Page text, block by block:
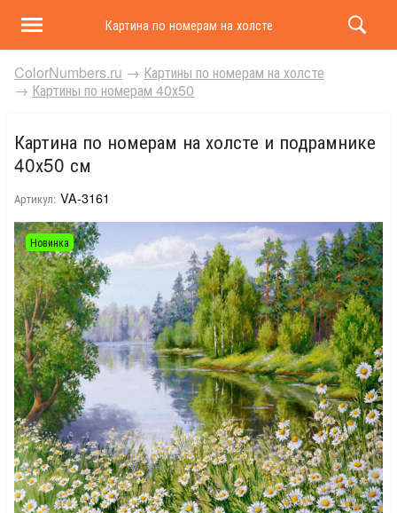
Картина по номерам на холсте и подрамнике 40х50
ColorNumbers.ru → Картины по номерам на холсте
→ Картины по номерам 40х50
Картина по номерам на холсте и подрамнике
40х50 см
Артикул: VA-3161
Новинка